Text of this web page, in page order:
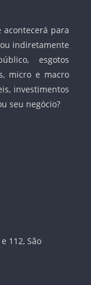
acontecerá para
indiretamente
esgotos
micro e macro
investimentos
seu negócio?
112, São